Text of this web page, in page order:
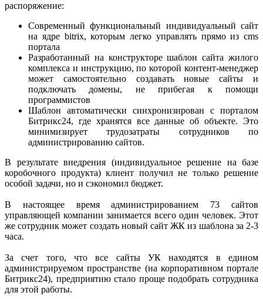
распоряжение:
Современный функциональный индивидуальный сайт
на ядре bitrix, которым легко управлять прямо из cms
портала
Разработанный на конструкторе шаблон сайта жилого
комплекса и инструкцию, по которой контент-менеджер
может самостоятельно создавать новые сайты и
подключать домены, не прибегая к помощи
программистов
Шаблон автоматически синхронизирован с порталом
Битрикс24, где хранятся все данные об объекте. Это
минимизирует трудозатраты сотрудников по
администрированию сайтов.
В результате внедрения (индивидуальное решение на базе
коробочного продукта) клиент получил не только решение
особой задачи, но и сэкономил бюджет.
В настоящее время администрированием 73 сайтов
управляющей компании занимается всего один человек. Этот
же сотрудник может создать новый сайт ЖК из шаблона за 2-3
часа.
За счет того, что все сайты УК находятся в едином
администрируемом пространстве (на корпоративном портале
Битрикс24), предприятию стало проще подобрать сотрудника
для этой работы.